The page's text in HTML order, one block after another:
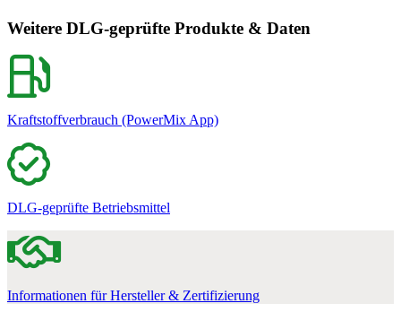
Weitere DLG-geprüfte Produkte & Daten
Kraftstoffverbrauch (PowerMix App)
DLG-geprüfte Betriebsmittel
Informationen für Hersteller & Zertifizierung